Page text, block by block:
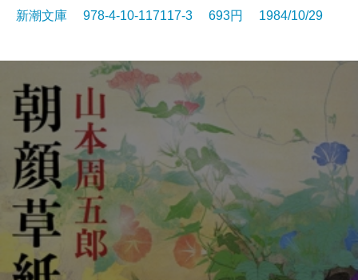
新潮文庫 978-4-10-117117-3 693円 1984/10/29